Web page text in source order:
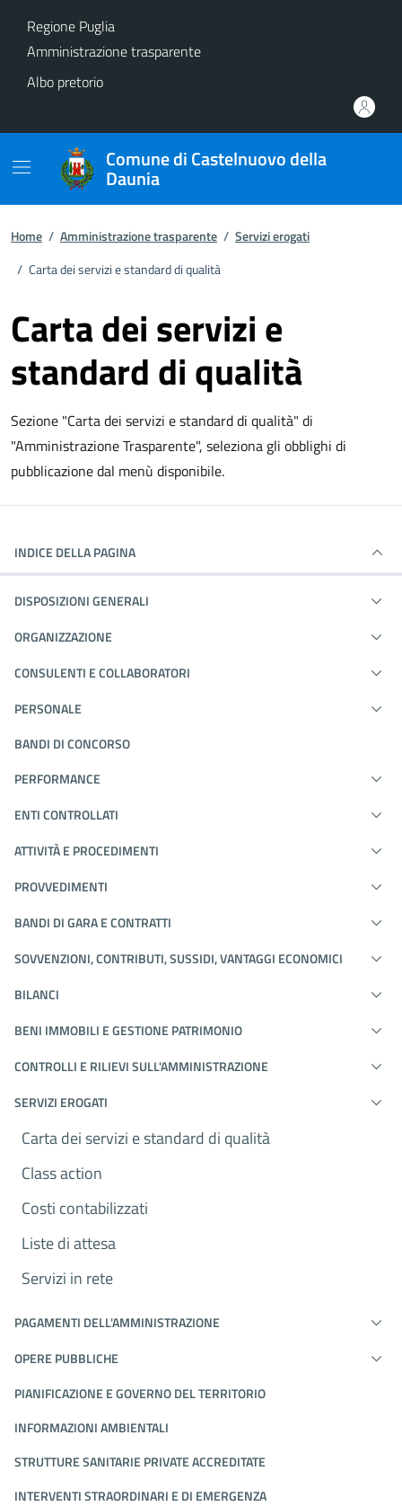
Regione Puglia
Amministrazione trasparente
Albo pretorio
Comune di Castelnuovo della
Daunia
Home / Amministrazione trasparente / Servizi erogati
/ Carta dei servizi e standard di qualità
Carta dei servizi e
standard di qualità
Sezione "Carta dei servizi e standard di qualità" di
"Amministrazione Trasparente", seleziona gli obblighi di
pubblicazione dal menù disponibile.
INDICE DELLA PAGINA
DISPOSIZIONI GENERALI
ORGANIZZAZIONE
CONSULENTI E COLLABORATORI
PERSONALE
BANDI DI CONCORSO
PERFORMANCE
ENTI CONTROLLATI
ATTIVITÀ E PROCEDIMENTI
PROVVEDIMENTI
BANDI DI GARA E CONTRATTI
SOVVENZIONI, CONTRIBUTI, SUSSIDI, VANTAGGI ECONOMICI
BILANCI
BENI IMMOBILI E GESTIONE PATRIMONIO
CONTROLLI E RILIEVI SULL'AMMINISTRAZIONE
SERVIZI EROGATI
Carta dei servizi e standard di qualità
Class action
Costi contabilizzati
Liste di attesa
Servizi in rete
PAGAMENTI DELL'AMMINISTRAZIONE
OPERE PUBBLICHE
PIANIFICAZIONE E GOVERNO DEL TERRITORIO
INFORMAZIONI AMBIENTALI
STRUTTURE SANITARIE PRIVATE ACCREDITATE
INTERVENTI STRAORDINARI E DI EMERGENZA